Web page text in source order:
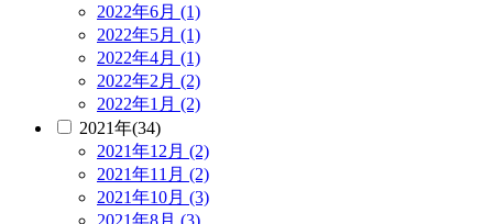
2022年6月 (1)
2022年5月 (1)
2022年4月 (1)
2022年2月 (2)
2022年1月 (2)
2021年(34)
2021年12月 (2)
2021年11月 (2)
2021年10月 (3)
2021年8月 (3)